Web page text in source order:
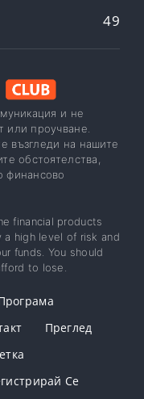
49
и не
или проучване.
възгледи на нашите
обстоятелства,
финансово
financial products
high level of risk and
funds. You should
to lose.
Преглед
Се